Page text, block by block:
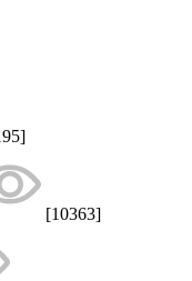
[10363]